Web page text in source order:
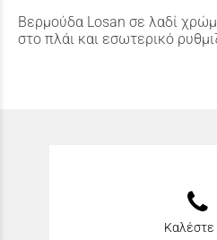
Βερμούδα Losan σε λαδί
στο πλάι και εσωτερικό
Καλέστε